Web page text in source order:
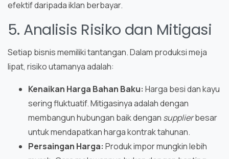
efektif daripada iklan berbayar.
5. Analisis Risiko dan Mitigasi
Setiap bisnis memiliki tantangan. Dalam produksi meja
lipat, risiko utamanya adalah:
Kenaikan Harga Bahan Baku: Harga besi dan kayu
sering fluktuatif. Mitigasinya adalah dengan
membangun hubungan baik dengan supplierbesar
untuk mendapatkan harga kontrak tahunan.
Persaingan Harga: Produk impor mungkin lebih